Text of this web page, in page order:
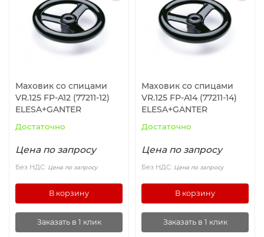
Ролики и колёса
Магниты удерживающие
Компоненты линейного движения
Вакуумные компоненты
Станочные приспособления
Маховик со спицами
VR.125 FP-A12 (77211-12)
ELESA+GANTER
Достаточно
Цена по запросу
Без НДС: Цена по запросу
В корзину
Заказать в 1 клик
Маховик со спицами
VR.125 FP-A14 (77211-14)
ELESA+GANTER
Достаточно
Цена по запросу
Без НДС: Цена по запросу
В корзину
Заказать в 1 клик